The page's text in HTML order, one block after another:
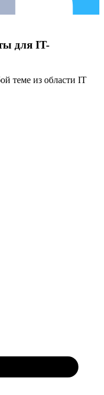
для IT-
теме из области IT